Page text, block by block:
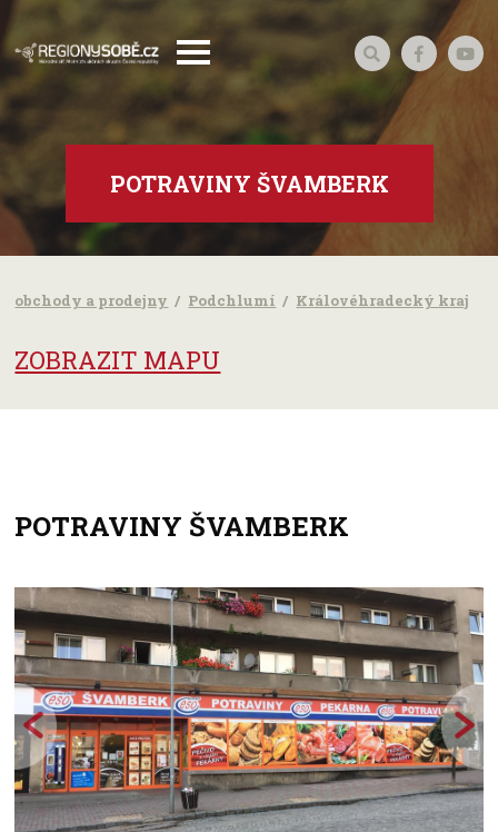
POTRAVINY ŠVAMBERK
obchody a prodejny Podchlumí Královéhradecký kraj
ZOBRAZIT MAPU
−
POTRAVINY ŠVAMBERK